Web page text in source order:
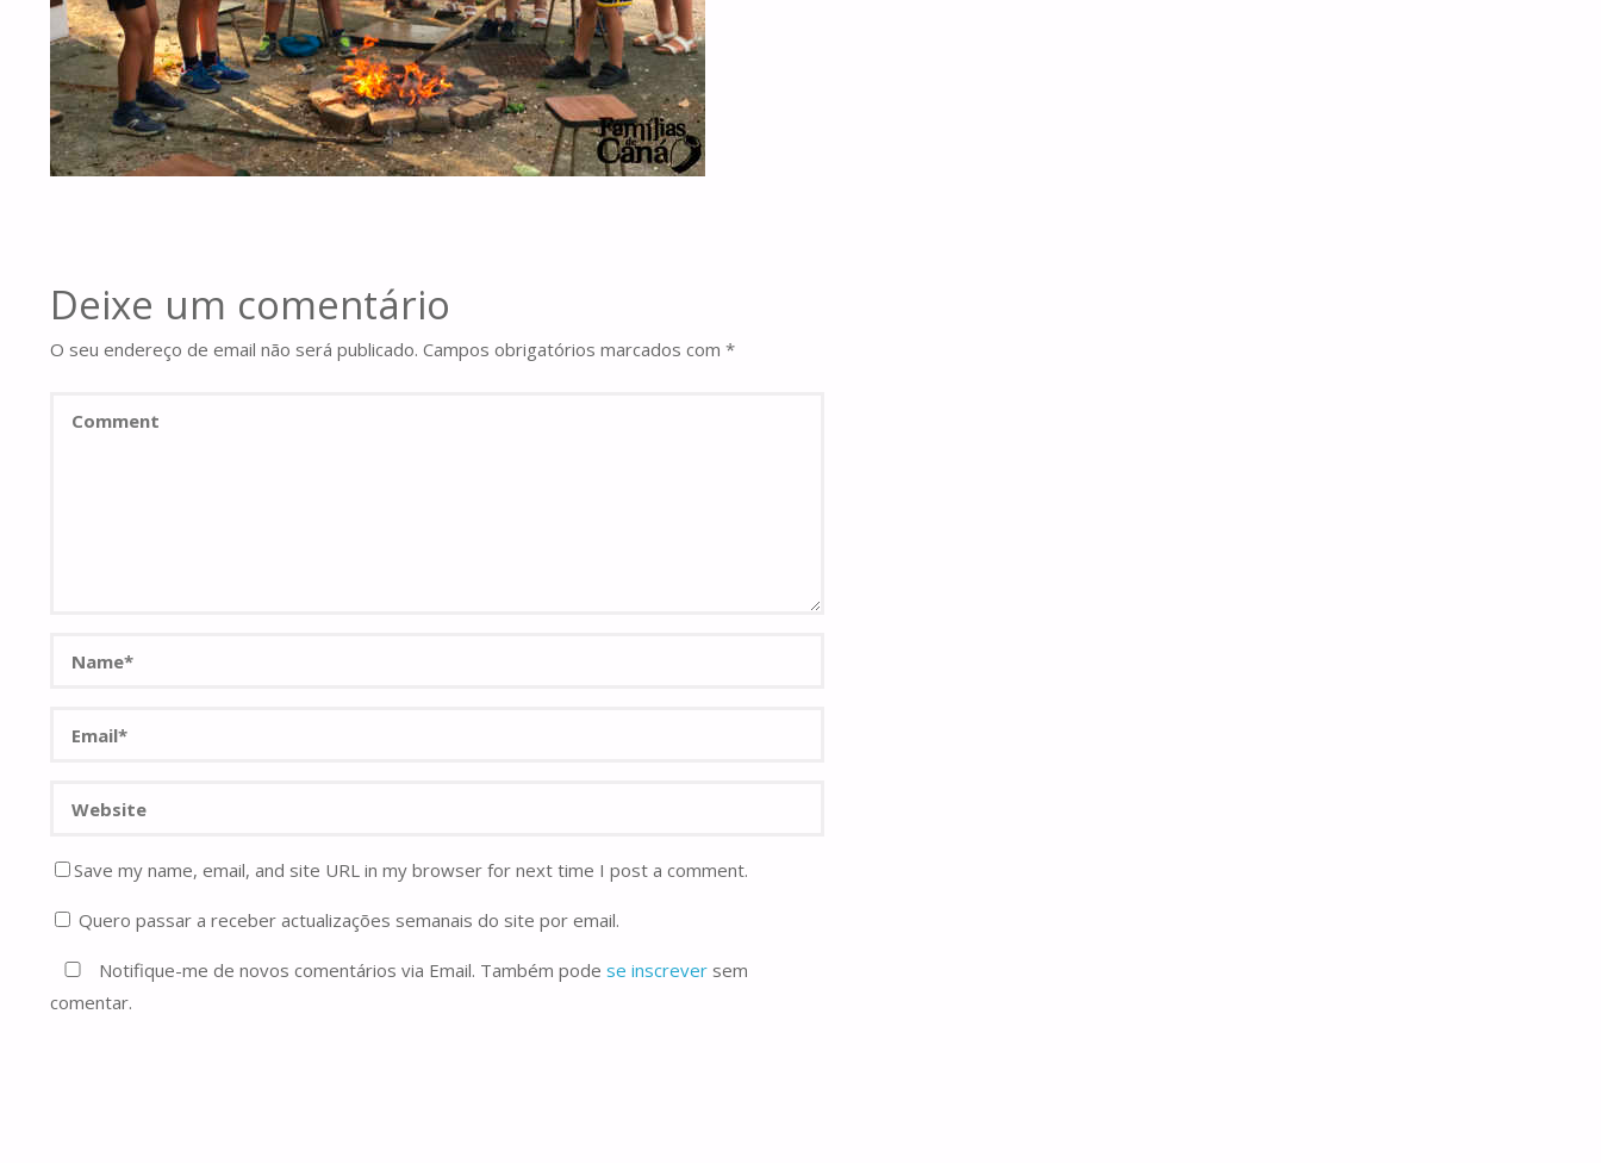
Deixe um comentário
O seu endereço de email não será publicado. Campos obrigatórios marcados com *
Save my name, email, and site URL in my browser for next time I post a comment.
Quero passar a receber actualizações semanais do site por email.
Notifique-me de novos comentários via Email. Também pode se inscrever sem
comentar.